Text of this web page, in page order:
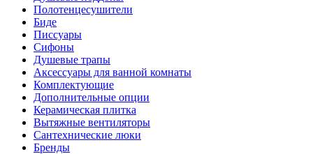
Полотенцесушители
Биде
Писсуары
Сифоны
Душевые трапы
Аксессуары для ванной комнаты
Комплектующие
Дополнительные опции
Керамическая плитка
Вытяжные вентиляторы
Сантехнические люки
Бренды